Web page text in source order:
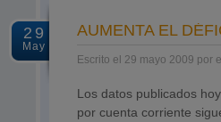
29
May
AUMENTA EL
Escrito el 29 mayo 2009 por
Los datos publicados
por cuenta corriente